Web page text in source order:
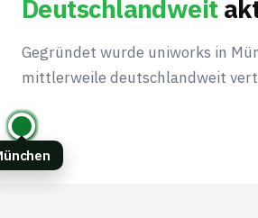
Deutschlandweit
Gegründet wurde uniworks in
mittlerweile deutschlandweit